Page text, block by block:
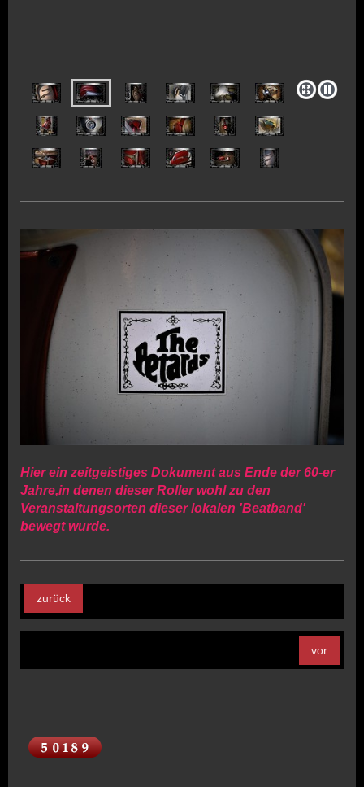
Hier ein zeitgeistiges Dokument aus Ende der 60-er
Jahre,in denen dieser Roller wohl zu den
Veranstaltungsorten dieser lokalen 'Beatband'
bewegt wurde.
zurück
vor